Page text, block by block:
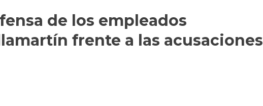
de los empleados
frente a las acusaciones